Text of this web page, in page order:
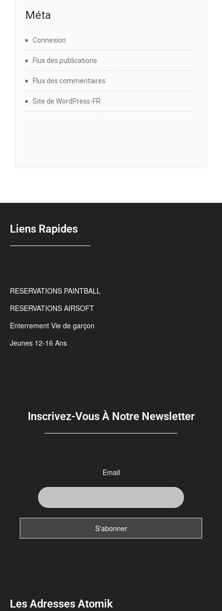
Méta
Connexion
Flux des publications
Flux des commentaires
Site de WordPress-FR
Liens Rapides
RESERVATIONS PAINTBALL
RESERVATIONS AIRSOFT
Enterrement Vie de garçon
Jeunes 12-16 Ans
Inscrivez-Vous À Notre Newsletter
Email
Les Adresses Atomik